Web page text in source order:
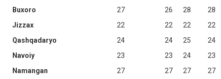
Buxoro
27 26 28
28
Jizzax
22 22 22
22
Qashqadaryo
24 24 25
24
Navoiy
23 23 24
23
Namangan
27 27 27
27